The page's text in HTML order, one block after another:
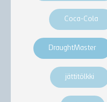
Coca-Cola
DraughtMaster
jättitölkki